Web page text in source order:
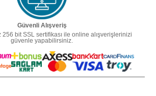
Güvenli Alışveriş
bit SSL sertifikası ile online alışverişlerinizi
güvenle yapabilirsiniz.